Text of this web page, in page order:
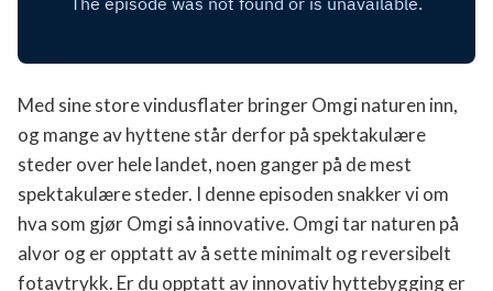
Med sine store vindusflater bringer Omgi naturen inn,
og mange av hyttene står derfor på spektakulære
steder over hele landet, noen ganger på de mest
spektakulære steder. I denne episoden snakker vi om
hva som gjør Omgi så innovative. Omgi tar naturen på
alvor og er opptatt av å sette minimalt og reversibelt